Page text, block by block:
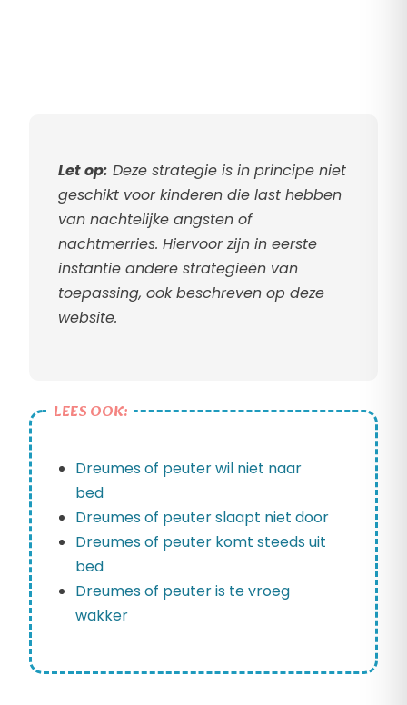
Let op: Deze strategie is in principe niet
geschikt voor kinderen die last hebben
van nachtelijke angsten of
nachtmerries. Hiervoor zijn in eerste
instantie andere strategieën van
toepassing, ook beschreven op deze
website.
LEES OOK:
Dreumes of peuter wil niet naar
bed
Dreumes of peuter slaapt niet door
Dreumes of peuter komt steeds uit
bed
Dreumes of peuter is te vroeg
wakker